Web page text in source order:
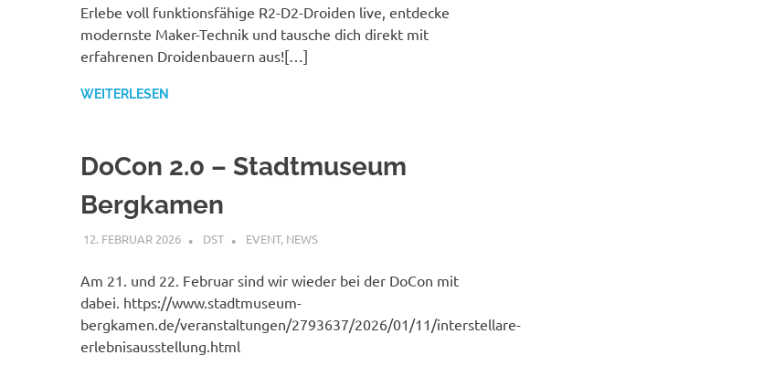
Erlebe voll funktionsfähige R2-D2-Droiden live, entdecke
modernste Maker-Technik und tausche dich direkt mit
erfahrenen Droidenbauern aus![…]
WEITERLESEN
DoCon 2.0 – Stadtmuseum
Bergkamen
12. FEBRUAR 2026 DST EVENT, NEWS
Am 21. und 22. Februar sind wir wieder bei der DoCon mit
dabei. https://www.stadtmuseum-
bergkamen.de/veranstaltungen/2793637/2026/01/11/interstellare-
erlebnisausstellung.html